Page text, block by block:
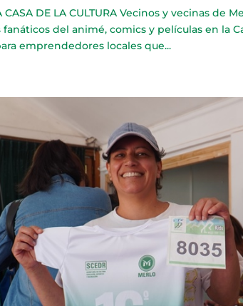
CASA DE LA CULTURA Vecinos y vecinas
del animé, comics y películas en la
emprendedores locales que...